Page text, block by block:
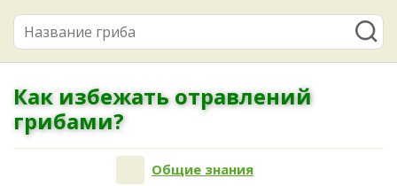
Как избежать отравлений
грибами?
Общие знания